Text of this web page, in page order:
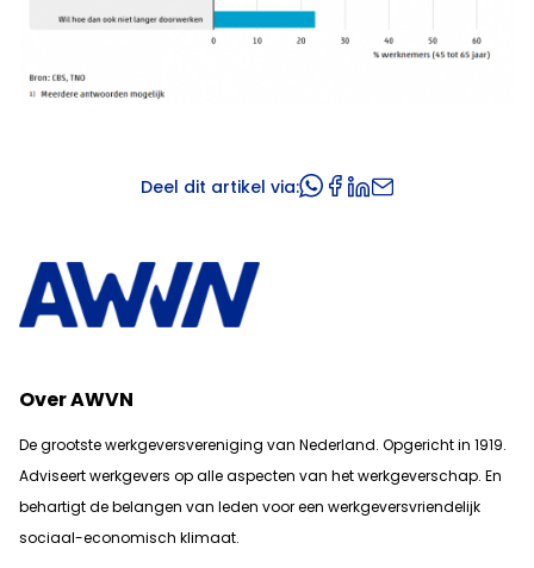
Deel dit artikel via:
Over AWVN
De grootste werkgeversvereniging van Nederland. Opgericht in 1919.
Adviseert werkgevers op alle aspecten van het werkgeverschap. En
behartigt de belangen van leden voor een werkgeversvriendelijk
sociaal-economisch klimaat.